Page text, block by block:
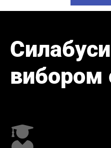
вибором